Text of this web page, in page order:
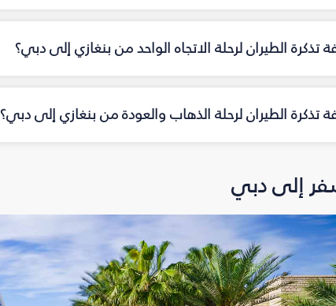
تذكرة الطيران لرحلة الاتجاه الواحد من بنغازي إلى دبي؟
تذكرة الطيران لرحلة الذهاب والعودة من بنغازي إلى دبي؟
إلى دبي